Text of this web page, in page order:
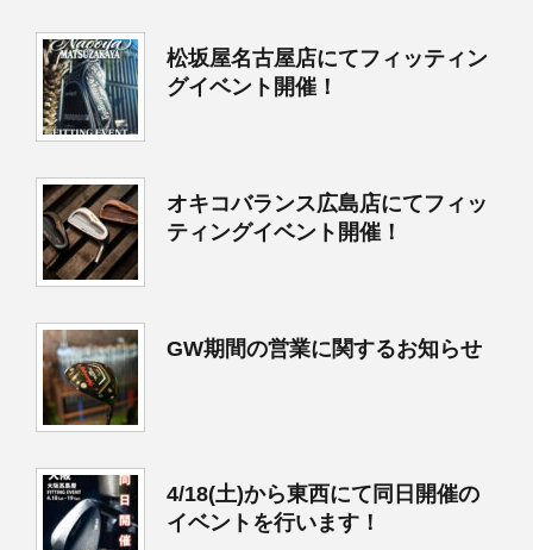
松坂屋名古屋店にてフィッティン
グイベント開催！
オキコバランス広島店にてフィッ
ティングイベント開催！
GW期間の営業に関するお知らせ
4/18(土)から東西にて同日開催の
イベントを行います！